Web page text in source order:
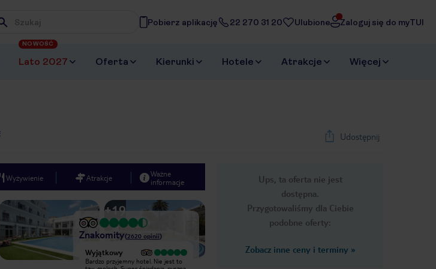
Wpisz frazę, której szukasz
Pobierz aplikację 22 270 31 20 Ulubione Zaloguj się do myTUI
Lato 2027
NOWOŚĆ
Oferta Kierunki Hotele Atrakcje Więcej
Udostępnij
Ups, ta oferta nie jest
dostępna.
Przygotowaliśmy dla Ciebie
podobne oferty:
Zobacz inne ceny i terminy »
Wyżywienie Atrakcje
Ważne
informacje
Next slide
1/25
+19
Znakomity(2620 opinii)
nam się
Wyjątkowy
Bardzo przyjemny hotel. Nie jest to